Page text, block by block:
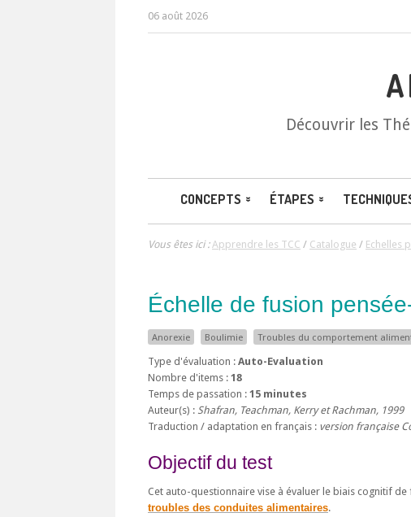
06 août 2026
Découvrir les
CONCEPTS ÉTAPES
Vous êtes ici :Apprendre les TCC / Catalogue / Echelles
Échelle de fusion
Anorexie Boulimie Troubles du comportement
Type d'évaluation : Auto-Evaluation
Nombre d'items : 18
Temps de passation : 15 minutes
Auteur(s) : Shafran, Teachman, Kerry et Rachman, 1999
Traduction / adaptation en français : version française
Objectif du test
Cet auto-questionnaire vise à évaluer le biais cognitif
troubles des conduites alimentaires.